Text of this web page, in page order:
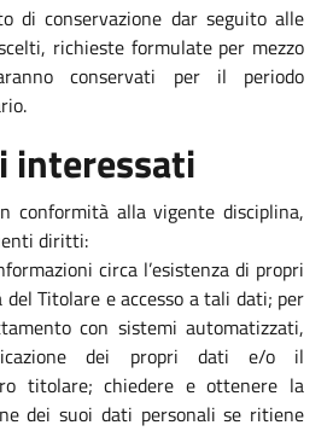
di conservazione dar seguito alle
richieste formulate per mezzo
conservati per il periodo
interessati
conformità alla vigente disciplina,
diritti:
circa l’esistenza di propri
Titolare e accesso a tali dati; per
con sistemi automatizzati,
dei propri dati e/o il
titolare; chiedere e ottenere la
dei suoi dati personali se ritiene